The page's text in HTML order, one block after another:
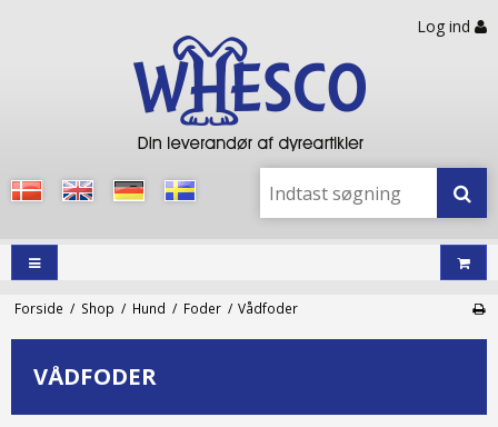
Log ind
Forside / Shop / Hund / Foder / Vådfoder
VÅDFODER